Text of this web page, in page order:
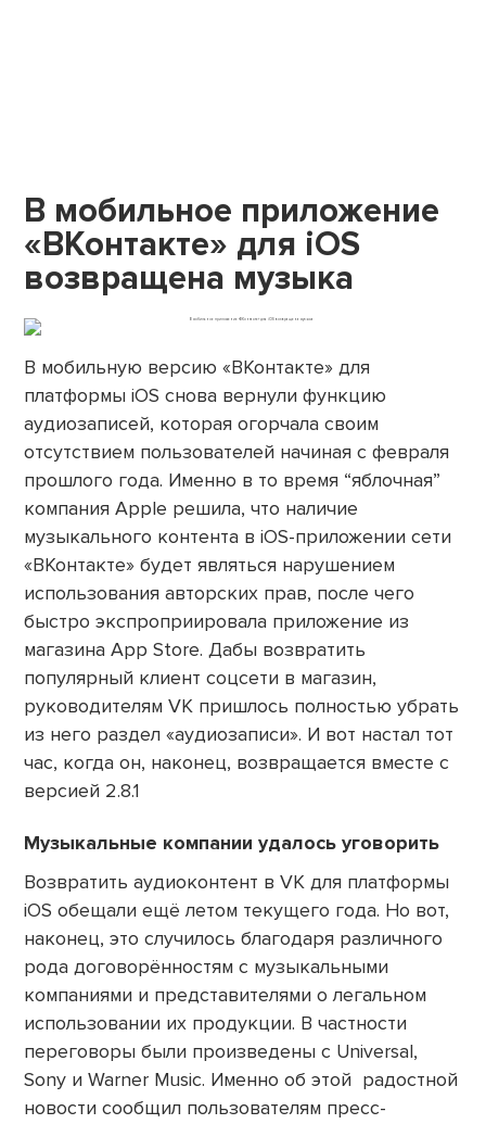
В мобильное приложение
«ВКонтакте» для iOS
возвращена музыка
В мобильную версию «ВКонтакте» для
платформы iOS снова вернули функцию
аудиозаписей, которая огорчала своим
отсутствием пользователей начиная с февраля
прошлого года. Именно в то время “яблочная”
компания Apple решила, что наличие
музыкального контента в iOS-приложении сети
«ВКонтакте» будет являться нарушением
использования авторских прав, после чего
быстро экспроприировала приложение из
магазина App Store. Дабы возвратить
популярный клиент соцсети в магазин,
руководителям VK пришлось полностью убрать
из него раздел «аудиозаписи». И вот настал тот
час, когда он, наконец, возвращается вместе с
версией 2.8.1
Музыкальные компании удалось уговорить
Возвратить аудиоконтент в VK для платформы
iOS обещали ещё летом текущего года. Но вот,
наконец, это случилось благодаря различного
рода договорённостям с музыкальными
компаниями и представителями о легальном
использовании их продукции. В частности
переговоры были произведены с Universal,
Sony и Warner Music. Именно об этой радостной
новости сообщил пользователям пресс-